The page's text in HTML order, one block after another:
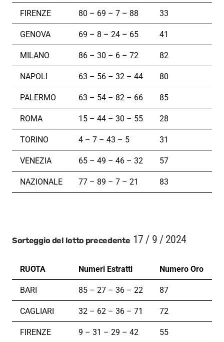
FIRENZE 80 – 69 – 7 – 88 33
GENOVA 69 – 8 – 24 – 65 41
MILANO 86 – 30 – 6 – 72 82
NAPOLI 63 – 56 – 32 – 44 80
PALERMO 63 – 54 – 82 – 66 85
ROMA 15 – 44 – 30 – 55 28
TORINO 4 – 7 – 43 – 5 31
VENEZIA 65 – 49 – 46 – 32 57
NAZIONALE 77 – 89 – 7 – 21 83
Sorteggio del lotto precedente 17 / 9 / 2024
RUOTA Numeri Estratti Numero Oro
BARI 85 – 27 – 36 – 22 87
CAGLIARI 32 – 62 – 36 – 71 72
FIRENZE 9 – 31 – 29 – 42 55